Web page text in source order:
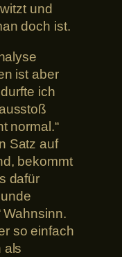
und
doch ist.
ist aber
ich
normal.“
Satz auf
bekommt
dafür
Wahnsinn.
so einfach
als